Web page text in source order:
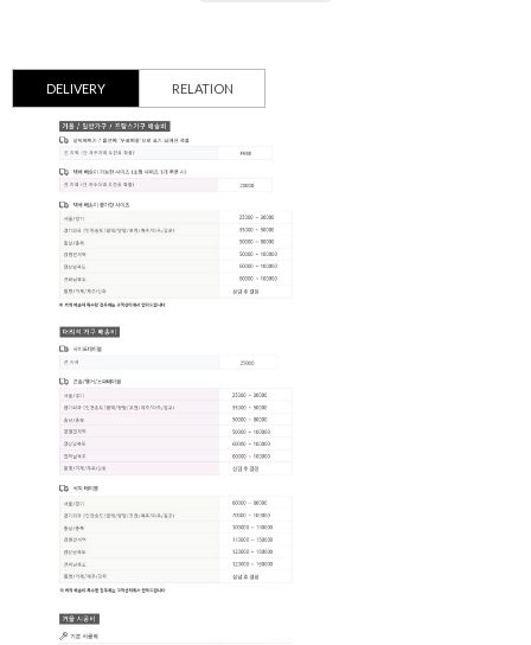
DELIVERY RELATION